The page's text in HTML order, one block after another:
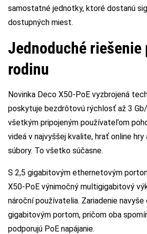
samostatné jednotky, ktoré dostanú
dostupných miest.
Jednoduché riešenie
rodinu
Novinka Deco X50-PoE vyzbrojená
poskytuje bezdrôtovú rýchlosť až 3
všetkým pripojeným používateľom
videá v najvyššej kvalite, hrať online
súbory. To všetko súčasne.
S 2,5 gigabitovým ethernetovým
X50-PoE výnimočný multigigabitový
nároční používatelia. Zariadenie
gigabitovým portom, pričom oba
podporujú PoE napájanie.